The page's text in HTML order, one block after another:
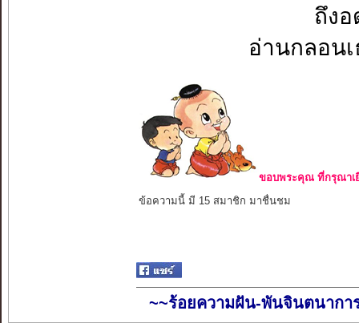
ถึง
อ่านกลอน
ขอบพระคุณ ที่กรุณาเ
ข้อความนี้ มี 15 สมาชิก มาชื่นชม
~~ร้อยความฝัน-พันจินตนากา